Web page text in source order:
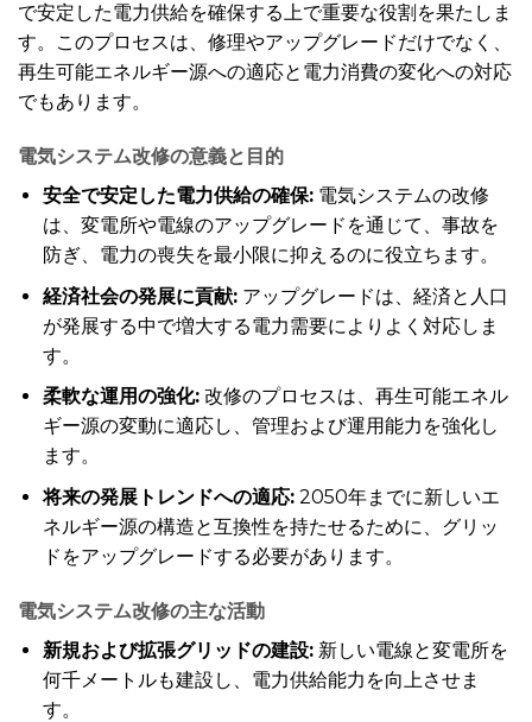
で安定した電力供給を確保する上で重要な役割を果たしま
す。このプロセスは、修理やアップグレードだけでなく、
再生可能エネルギー源への適応と電力消費の変化への対応
でもあります。
電気システム改修の意義と目的
安全で安定した電力供給の確保:電気システムの改修
は、変電所や電線のアップグレードを通じて、事故を
防ぎ、電力の喪失を最小限に抑えるのに役立ちます。
経済社会の発展に貢献:アップグレードは、経済と人口
が発展する中で増大する電力需要によりよく対応しま
す。
柔軟な運用の強化:改修のプロセスは、再生可能エネル
ギー源の変動に適応し、管理および運用能力を強化し
ます。
将来の発展トレンドへの適応:2050年までに新しいエ
ネルギー源の構造と互換性を持たせるために、グリッ
ドをアップグレードする必要があります。
電気システム改修の主な活動
新規および拡張グリッドの建設:新しい電線と変電所を
何千メートルも建設し、電力供給能力を向上させま
す。